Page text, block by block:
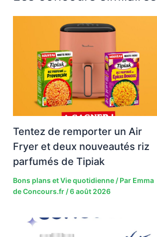
Tentez de remporter un Air
Fryer et deux nouveautés riz
parfumés de Tipiak
Bons plans et Vie quotidienne / Par Emma
de Concours.fr /6 août 2026